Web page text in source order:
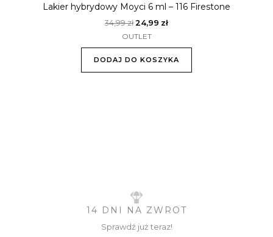
Lakier hybrydowy Moyci 6 ml – 116 Firestone
34,99zł 24,99 zł
OUTLET
DODAJ DO KOSZYKA
14 DNI NA ZWROT
Sprawdź już teraz!